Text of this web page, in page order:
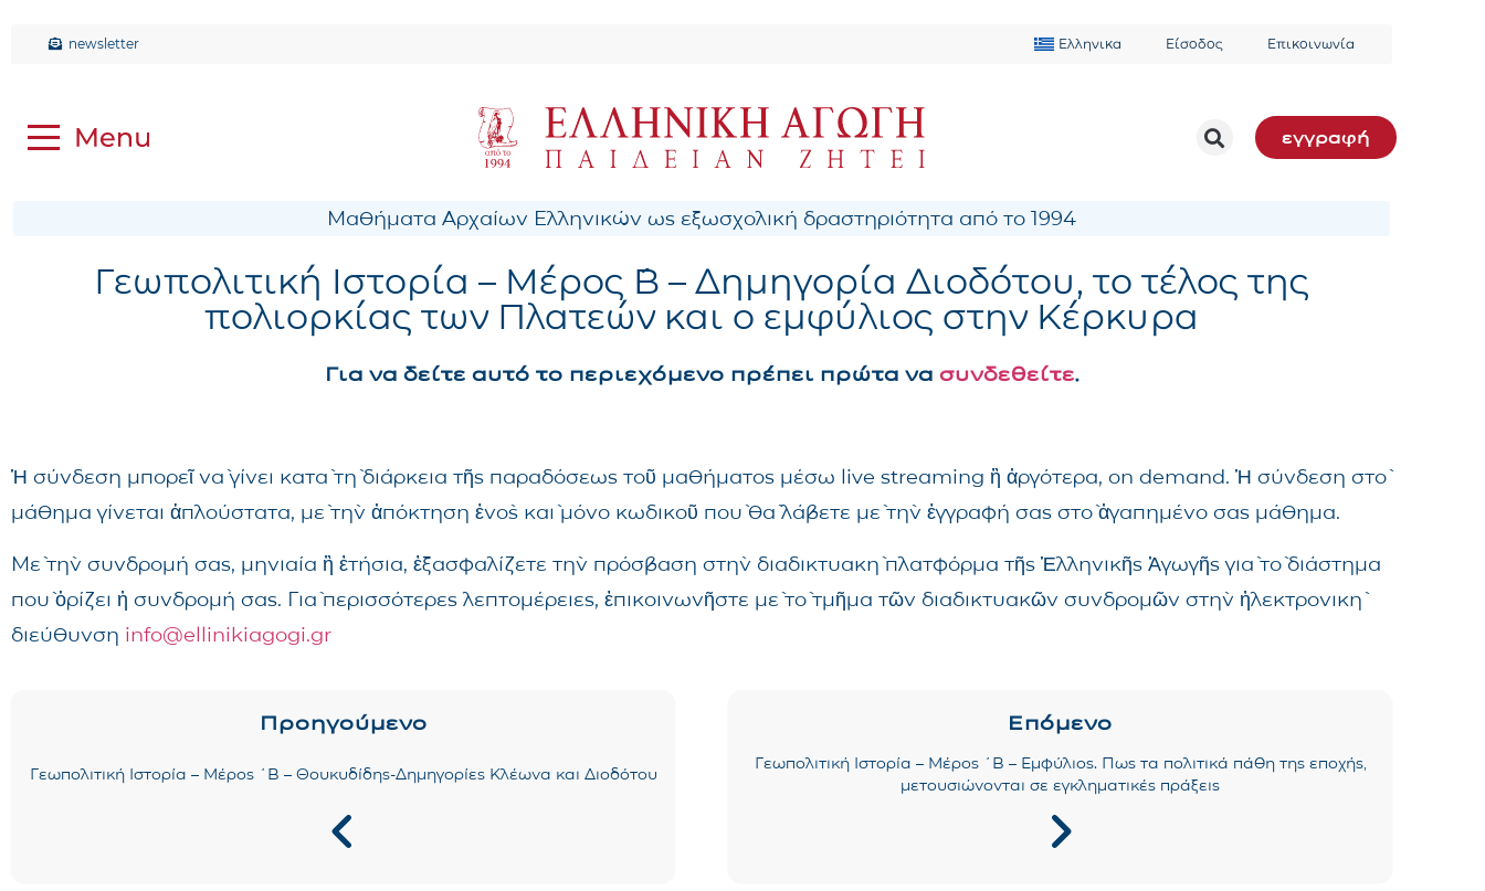
newsletter Ελληνικα Είσοδος Επικοινωνία
εγγραφή
Μαθήματα Αρχαίων Ελληνικών ως εξωσχολική δραστηριότητα από το 1994
Γεωπολιτική Ιστορία – Μέρος ´Β – Δημηγορία Διοδότου, το τέλος της
πολιορκίας των Πλατεών και ο εμφύλιος στην Κέρκυρα
Για να δείτε αυτό το περιεχόμενο πρέπει πρώτα να συνδεθείτε.
Ἡ σύνδεση μπορεῖ νὰ γίνει κατὰ τὴ διάρκεια τῆς παραδόσεως τοῦ μαθήματος μέσω live streaming ἢ ἀργότερα, on demand. Ἡ σύνδεση στὸ
μάθημα γίνεται ἁπλούστατα, μὲ τὴν ἀπόκτηση ἑνὸς καὶ μόνο κωδικοῦ ποὺ θὰ λάβετε μὲ τὴν ἐγγραφή σας στὸ ἀγαπημένο σας μάθημα.
Μὲ τὴν συνδρομή σας, μηνιαία ἢ ἐτήσια, ἐξασφαλίζετε τὴν πρόσβαση στὴν διαδικτυακὴ πλατφόρμα τῆς Ἑλληνικῆς Ἀγωγῆς γιὰ τὸ διάστημα
ποὺ ὁρίζει ἡ συνδρομή σας. Γιὰ περισσότερες λεπτομέρειες, ἐπικοινωνῆστε μὲ τὸ τμῆμα τῶν διαδικτυακῶν συνδρομῶν στὴν ἠλεκτρονικὴ
διεύθυνση info@ellinikiagogi.gr
Προηγούμενο
Γεωπολιτική Ιστορία – Μέρος ´Β – Θουκυδίδης-Δημηγορίες Κλέωνα και Διοδότου
Επόμενο
Γεωπολιτική Ιστορία – Μέρος ´Β – Εμφύλιος. Πως τα πολιτικά πάθη της εποχής,
μετουσιώνονται σε εγκληματικές πράξεις